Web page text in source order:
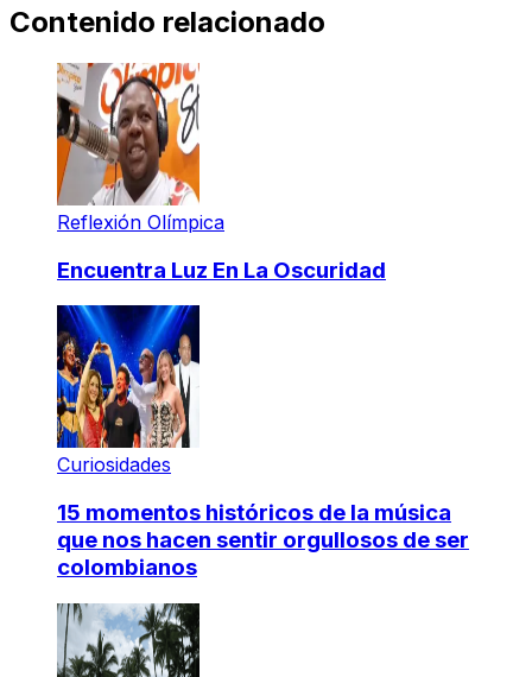
Contenido relacionado
Reflexión Olímpica
Encuentra Luz En La Oscuridad
Curiosidades
15 momentos históricos de la música
que nos hacen sentir orgullosos de ser
colombianos